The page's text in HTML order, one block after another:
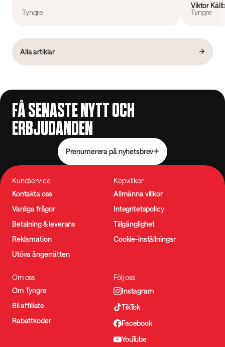
Tyngre
Viktor
Tyngre
Alla artiklar
FÅ SENASTE NYTT OCH
ERBJUDANDEN
Prenumerera på nyhetsbrev
Kundservice
Kontakta oss
Vanliga frågor
Betalning & leverans
Reklamation
Utöva ångerrätten
Köpvillkor
Allmänna villkor
Integritetspolicy
Tillgänglighet
Cookie-inställningar
Om oss
Om Tyngre
Bli affiliate
Rabattkoder
Följ oss
Instagram
TikTok
Facebook
YouTube